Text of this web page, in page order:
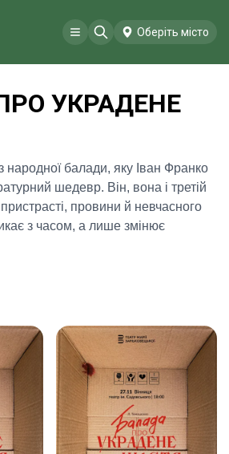
Оберіть місто
УКРАДЕНЕ
народної балади, яку Іван Франко
шедевр. Він, вона і третій
провини й невчасного
з часом, а лише змінює